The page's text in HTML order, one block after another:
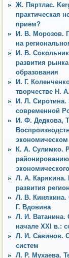
Ж. Пяртлас.
практическая
прием?
И. В. Морозов.
на
И. В.
развития
образования
И. Г.
творчестве Н.
И. Л. Сиротина.
современной
И. Ф. Дедкова,
экономическом
К. А. Сулимко.
районированию
Л. А. Карякина.
развития
Л. В. Кинякина.
Г. Вдовина
Л. И. Ватанина.
начале XXI в.:
Л. И. Савинов.
систем
Л. Р. Мухаева.